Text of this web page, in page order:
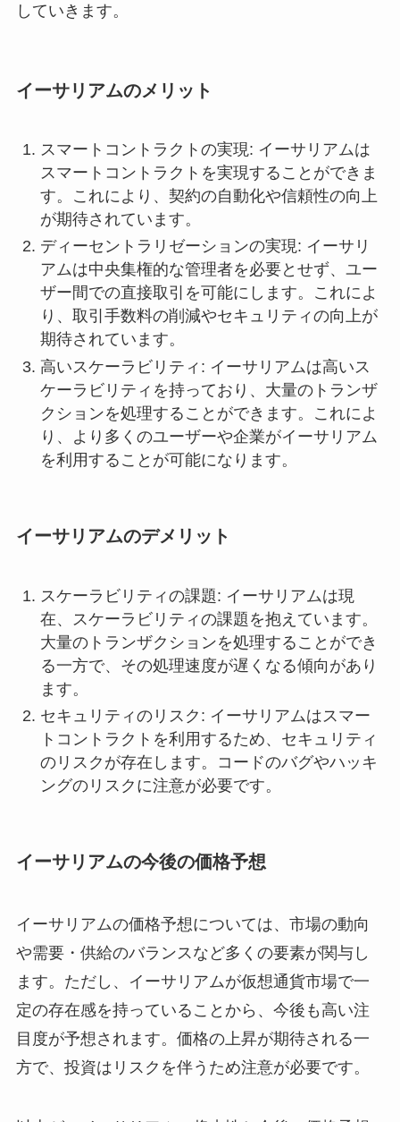
していきます。
イーサリアムのメリット
スマートコントラクトの実現: イーサリアムは
スマートコントラクトを実現することができま
す。これにより、契約の自動化や信頼性の向上
が期待されています。
ディーセントラリゼーションの実現: イーサリ
アムは中央集権的な管理者を必要とせず、ユー
ザー間での直接取引を可能にします。これによ
り、取引手数料の削減やセキュリティの向上が
期待されています。
高いスケーラビリティ: イーサリアムは高いス
ケーラビリティを持っており、大量のトランザ
クションを処理することができます。これによ
り、より多くのユーザーや企業がイーサリアム
を利用することが可能になります。
イーサリアムのデメリット
スケーラビリティの課題: イーサリアムは現
在、スケーラビリティの課題を抱えています。
大量のトランザクションを処理することができ
る一方で、その処理速度が遅くなる傾向があり
ます。
セキュリティのリスク: イーサリアムはスマー
トコントラクトを利用するため、セキュリティ
のリスクが存在します。コードのバグやハッキ
ングのリスクに注意が必要です。
イーサリアムの今後の価格予想
イーサリアムの価格予想については、市場の動向
や需要・供給のバランスなど多くの要素が関与し
ます。ただし、イーサリアムが仮想通貨市場で一
定の存在感を持っていることから、今後も高い注
目度が予想されます。価格の上昇が期待される一
方で、投資はリスクを伴うため注意が必要です。